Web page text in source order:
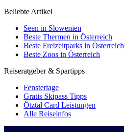
Beliebte Artikel
Seen in Slowenien
Beste Thermen in Österreich
Beste Freizeitparks in Österreich
Beste Zoos in Österreich
Reiseratgeber & Spartipps
Fenstertage
Gratis Skipass Tipps
Ötztal Card Leistungen
Alle Reiseinfos